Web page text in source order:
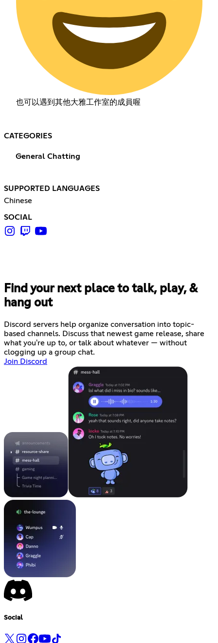
也可以遇到其他大雅工作室的成員喔
CATEGORIES
General Chatting
SUPPORTED LANGUAGES
Chinese
SOCIAL
Find your next place to talk, play, &
hang out
Discord servers help organize conversation into topic-
based channels. Discuss that newest game release, share
what you're up to, or talk about whatever — without
clogging up a group chat.
Join Discord
Social